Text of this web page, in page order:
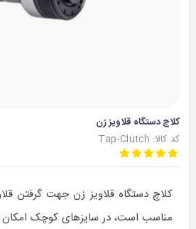
کلاچ دستگاه قلاویز زن
کد کالا: Tap-Clutch
مناسب است، در سایزهای کوچک امکان